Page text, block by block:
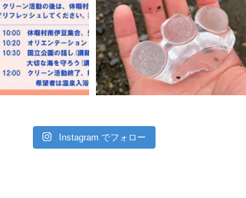
Instagram でフォロー